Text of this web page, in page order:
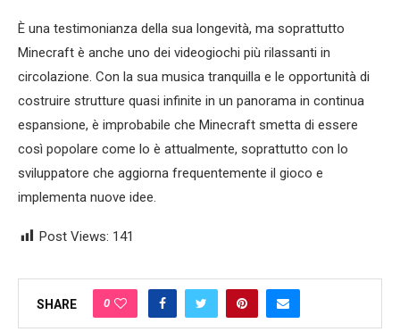
È una testimonianza della sua longevità, ma soprattutto
Minecraft è anche uno dei videogiochi più rilassanti in
circolazione. Con la sua musica tranquilla e le opportunità di
costruire strutture quasi infinite in un panorama in continua
espansione, è improbabile che Minecraft smetta di essere
così popolare come lo è attualmente, soprattutto con lo
sviluppatore che aggiorna frequentemente il gioco e
implementa nuove idee.
Post Views: 141
SHARE 0